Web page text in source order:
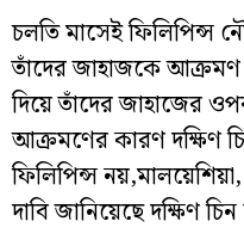
চলতি মাসেই ফিলিপিন্স
তাঁদের জাহাজকে আক্রমণ
দিয়ে তাঁদের জাহাজের
আক্রমণের কারণ দক্ষিণ
ফিলিপিন্স
দাবি জানিয়েছে দক্ষিণ